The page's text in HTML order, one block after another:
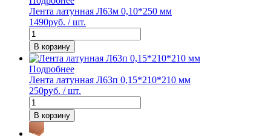
Лента латунная Л63м 0,10*250 мм
1490руб. / шт.
В корзину
Подробнее
Лента латунная Л63п 0,15*210*210 мм
250руб. / шт.
В корзину